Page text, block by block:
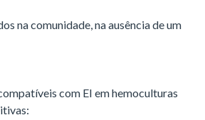
na comunidade, na ausência de um
com EI em hemoculturas